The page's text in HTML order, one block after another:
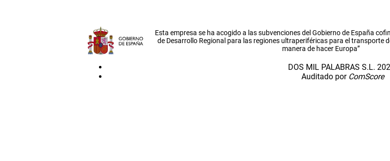
Esta empresa se ha acogido a las subvenciones del Gobierno de España
de Desarrollo Regional para las regiones ultraperiféricas para el transporte
manera de hacer Europa”
DOS MIL PALABRAS S.L.
Auditado por ComScore